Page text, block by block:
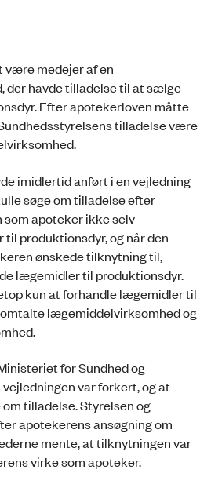
være medejer af en
der havde tilladelse til at sælge
Efter apotekerloven måtte
tilladelse være
imidlertid anført i en vejledning
søge om tilladelse efter
apoteker ikke selv
produktionsdyr, og når den
ønskede tilknytning til,
lægemidler til produktionsdyr.
kun at forhandle lægemidler til
lægemiddelvirksomhed og
for Sundhed og
var forkert, og at
tilladelse. Styrelsen og
apotekerens ansøgning om
mente, at tilknytningen var
virke som apoteker.